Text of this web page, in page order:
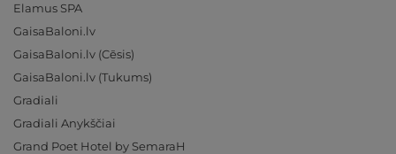
Elamus SPA
GaisaBaloni.lv
GaisaBaloni.lv (Cēsis)
GaisaBaloni.lv (Tukums)
Gradiali
Gradiali Anykščiai
Grand Poet Hotel by SemaraH